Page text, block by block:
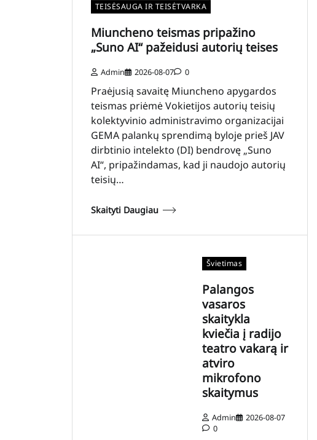
TEISĖSAUGA IR TEISĖTVARKA
Miuncheno teismas pripažino
„Suno AI“ pažeidusi autorių teises
Admin 2026-08-07 0
Praėjusią savaitę Miuncheno apygardos
teismas priėmė Vokietijos autorių teisių
kolektyvinio administravimo organizacijai
GEMA palankų sprendimą byloje prieš JAV
dirbtinio intelekto (DI) bendrovę „Suno
AI“, pripažindamas, kad ji naudojo autorių
teisių…
Skaityti Daugiau
Švietimas
Palangos
vasaros
skaitykla
kviečia į radijo
teatro vakarą ir
atviro
mikrofono
skaitymus
Admin
2026-08-07
0